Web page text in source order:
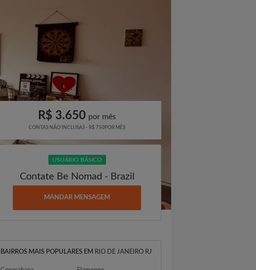
R$ 3.650 por mês
CONTAS NÃO INCLUSAS - R$ 750POR MÊS
USUÁRIO BÁSICO
Contate Be Nomad - Brazil
MANDAR MENSAGEM
BAIRROS MAIS POPULARES EM RIO DE JANEIRO RJ